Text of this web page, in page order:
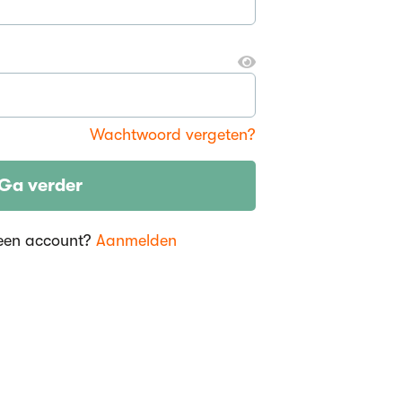
Wachtwoord vergeten?
verder
account? Aanmelden